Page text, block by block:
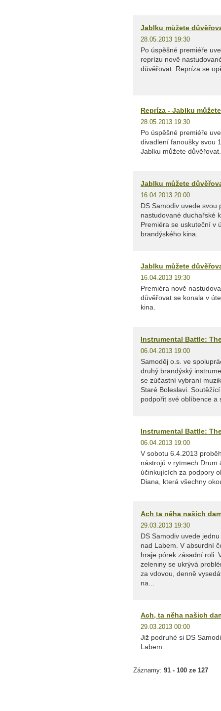
Jablku můžete
28.05.2013 19:30
Po úspěšné premiéře
reprízu nově
důvěřovat. Repríza se
Repríza - Jablku
28.05.2013 19:30
Po úspěšné premiéře
divadlení fanoušky svou
Jablku můžete důvěřovat.
Jablku můžete
16.04.2013 20:00
DS Samodiv uvede
nastudované duchařské
Premiéra se uskuteční v
brandýského kina.
Jablku můžete
16.04.2013 19:30
Premiéra nově
důvěřovat se konala v
kina.
Instrumental Battle:
06.04.2013 19:00
Samoděj o.s. ve
druhý brandýský
se zúčastní vybraní
Staré Boleslavi.
podpořit své oblíbence a
Instrumental Battle:
06.04.2013 19:00
V sobotu 6.4.2013
nástrojů v rytmech Drum
účinkujících za podpory
Diana, která všechny
Ach ta něha našich
29.03.2013 19:30
DS Samodiv uvede
nad Labem. V absurdní
hraje pórek zásadní roli.
zeleniny se ukrývá
za vdovou, denně
na...
Ach, ta něha našich
29.03.2013 00:00
Již podruhé si DS
Labem.
Záznamy: 91 - 100 ze 127